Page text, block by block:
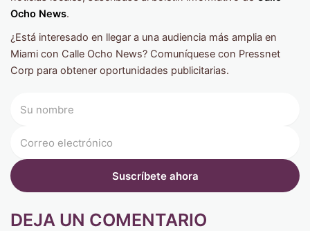
Ocho News.
¿Está interesado en llegar a una audiencia más amplia en
Miami con Calle Ocho News? Comuníquese con Pressnet
Corp para obtener oportunidades publicitarias.
DEJA UN COMENTARIO